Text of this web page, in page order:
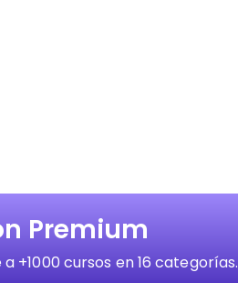
Premium
+1000 cursos en 16 categorías.